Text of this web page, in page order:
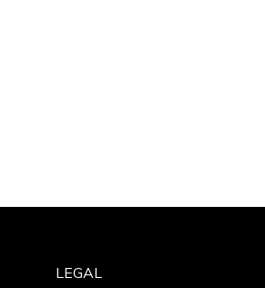
LEGAL